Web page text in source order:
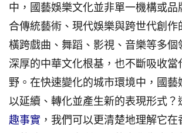
中，國藝娛樂文化並非單一機構或品
合傳統藝術、現代娛樂與跨世代創作
橫跨戲曲、舞蹈、影視、音樂等多個
深厚的中華文化根基，也不斷吸收當
野。在快速變化的城市環境中，國藝
以延續、轉化並產生新的表現形式？
趣事實 ，我們可以更清楚地理解它